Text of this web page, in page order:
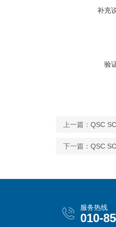
补充
验
上一篇： QSC
下一篇： QSC
服务热线
010-